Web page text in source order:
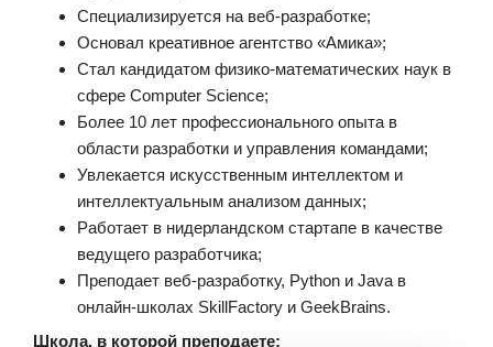
Специализируется на веб-разработке;
Основал креативное агентство «Амика»;
Стал кандидатом физико-математических наук в
сфере Computer Science;
Более 10 лет профессионального опыта в
области разработки и управления командами;
Увлекается искусственным интеллектом и
интеллектуальным анализом данных;
Работает в нидерландском стартапе в качестве
ведущего разработчика;
Преподает веб-разработку, Python и Java в
онлайн-школах SkillFactory и GeekBrains.
Школа, в которой преподаете: